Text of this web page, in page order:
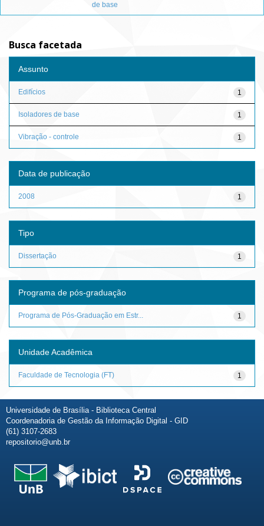
de base
Busca facetada
Assunto
1
Edifícios
1
Isoladores de base
1
Vibração - controle
Data de publicação
1
2008
Tipo
1
Dissertação
Programa de pós-graduação
1
Programa de Pós-Graduação em Estr...
Unidade Acadêmica
1
Faculdade de Tecnologia (FT)
Universidade de Brasília - Biblioteca Central
Coordenadoria de Gestão da Informação Digital - GID
(61) 3107-2683
repositorio@unb.br